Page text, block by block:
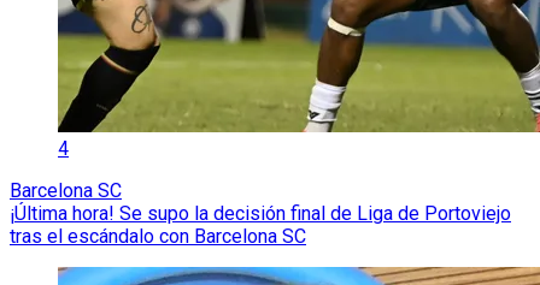
4
Barcelona SC
¡Última hora! Se supo la decisión final de Liga de Portoviejo
tras el escándalo con Barcelona SC